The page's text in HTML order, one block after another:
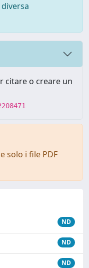
citare o creare un
solo i file PDF
ND
ND
ND